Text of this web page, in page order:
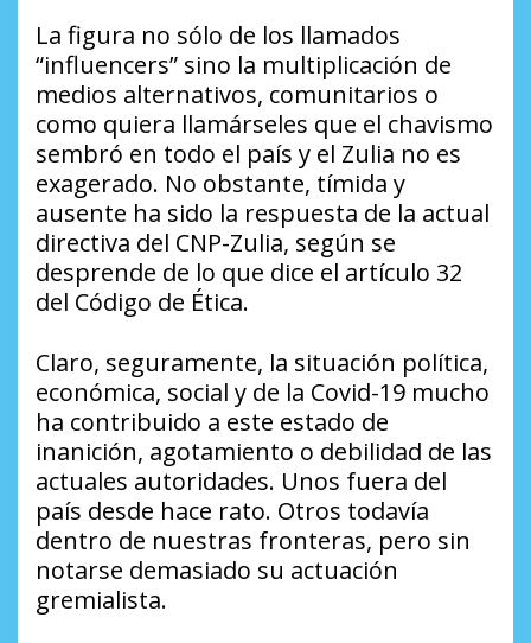
La figura no sólo de los llamados
“influencers” sino la multiplicación de
medios alternativos, comunitarios o
como quiera llamárseles que el chavismo
sembró en todo el país y el Zulia no es
exagerado. No obstante, tímida y
ausente ha sido la respuesta de la actual
directiva del CNP-Zulia, según se
desprende de lo que dice el artículo 32
del Código de Ética.
Claro, seguramente, la situación política,
económica, social y de la Covid-19 mucho
ha contribuido a este estado de
inanición, agotamiento o debilidad de las
actuales autoridades. Unos fuera del
país desde hace rato. Otros todavía
dentro de nuestras fronteras, pero sin
notarse demasiado su actuación
gremialista.